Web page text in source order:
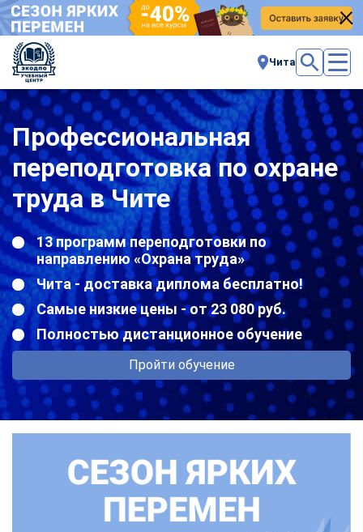
Чита
Профессиональная
переподготовка по охране
труда в Чите
13 программ переподготовки по
направлению «Охрана труда»
Чита - доставка диплома бесплатно!
Самые низкие цены - от 23 080 руб.
Полностью дистанционное обучение
Пройти обучение